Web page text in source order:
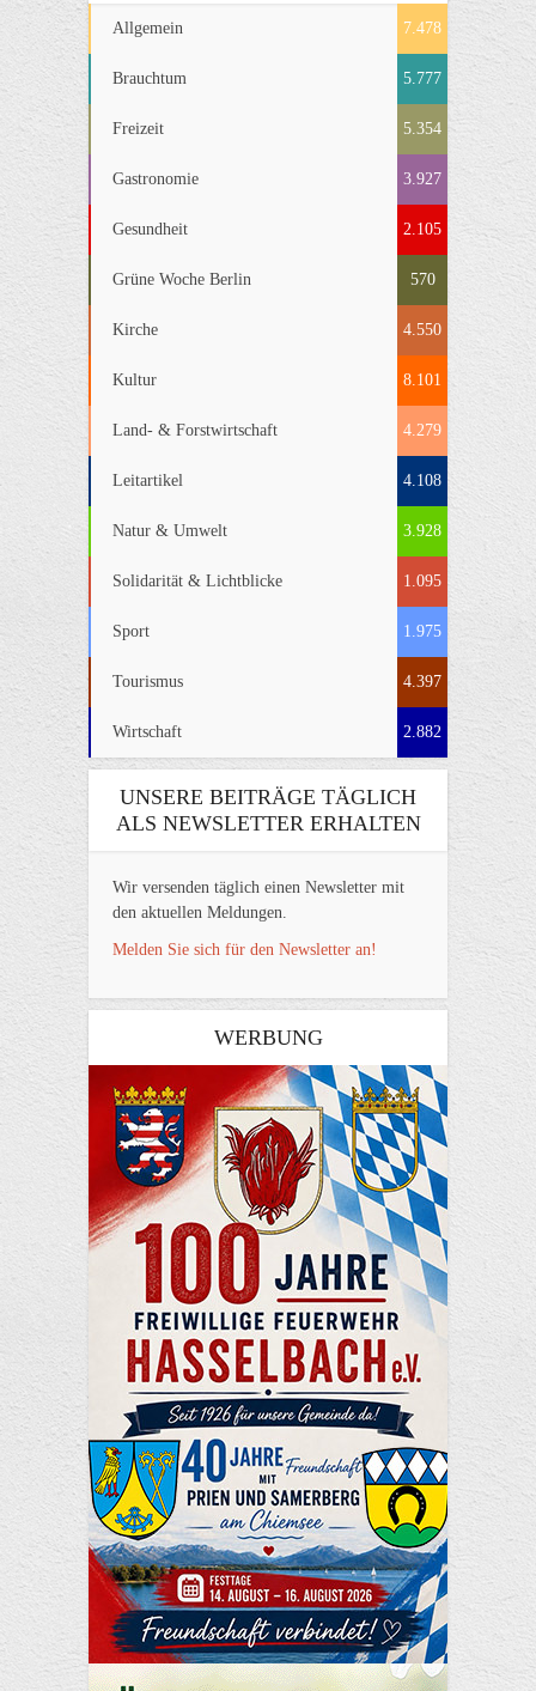
Allgemein 7.478
Brauchtum 5.777
Freizeit 5.354
Gastronomie 3.927
Gesundheit 2.105
Grüne Woche Berlin 570
Kirche 4.550
Kultur 8.101
Land- & Forstwirtschaft 4.279
Leitartikel 4.108
Natur & Umwelt 3.928
Solidarität & Lichtblicke 1.095
Sport 1.975
Tourismus 4.397
Wirtschaft 2.882
UNSERE BEITRÄGE TÄGLICH
ALS NEWSLETTER ERHALTEN
Wir versenden täglich einen Newsletter mit
den aktuellen Meldungen.
Melden Sie sich für den Newsletter an!
WERBUNG